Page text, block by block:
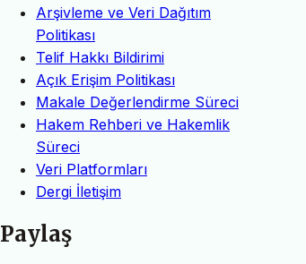
Arşivleme ve Veri Dağıtım
Politikası
Telif Hakkı Bildirimi
Açık Erişim Politikası
Makale Değerlendirme Süreci
Hakem Rehberi ve Hakemlik
Süreci
Veri Platformları
Dergi İletişim
Paylaş